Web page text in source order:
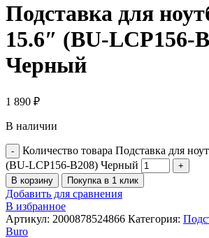
Подставка для
15.6″ (BU-LCP156-
Черный
1 890 ₽
В наличии
Количество товара Подставка для
(BU-LCP156-B208) Черный
В корзину Покупка в 1 клик
Добавить для сравнения
В избранное
Артикул: 2000878524866 Категория:
Buro